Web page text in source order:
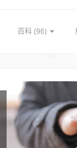
百科(96)